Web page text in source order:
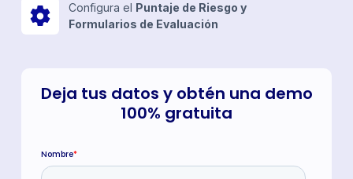
Configura el Puntaje de Riesgo y
Formularios de Evaluación
Deja tus datos y obtén una demo
100% gratuita